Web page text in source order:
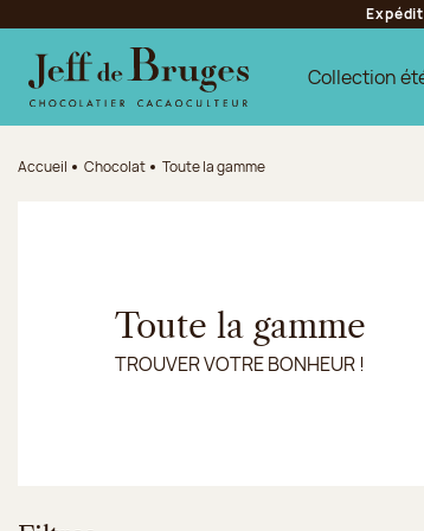
Aller au contenu principal
Aller au pied de page
Collection
Accueil Chocolat Toute la gamme
Toute la gamme
TROUVER VOTRE BONHEUR !